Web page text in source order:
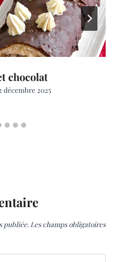
chocolat
décembre 2025
publiée. Les champs obligatoires